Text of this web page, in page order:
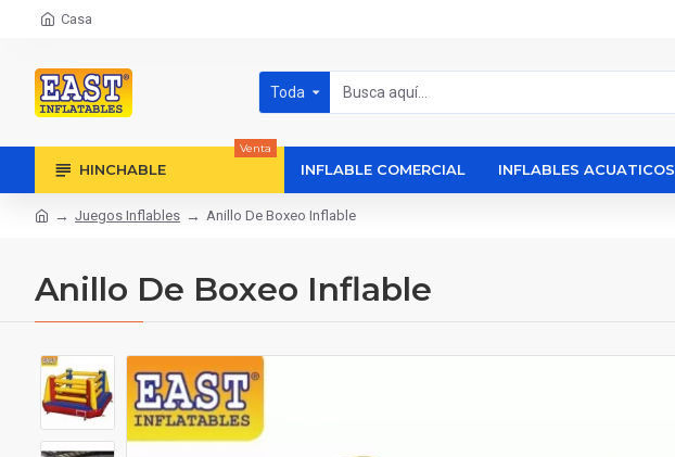
Casa
Toda
HINCHABLE
Venta
INFLABLE COMERCIAL INFLABLES ACUATICOS
Juegos Inflables Anillo De Boxeo Inflable
Anillo De Boxeo Inflable